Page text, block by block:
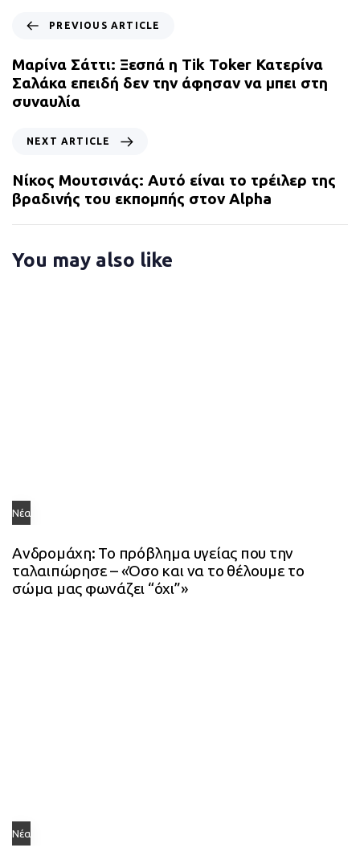
e
v
i
o
r
t
i
l
PREVIOUS ARTICLE
Μαρίνα Σάττι: Ξεσπά η Tik Toker Κατερίνα
Σαλάκα επειδή δεν την άφησαν να μπει στη
συναυλία
x
t
A
r
NEXT ARTICLE
Νίκος Μουτσινάς: Αυτό είναι το τρέιλερ της
βραδινής του εκπομπής στον Alpha
You may also like
Νέα
Ανδρομάχη: Το πρόβλημα υγείας που την
ταλαιπώρησε – «Όσο και να το θέλουμε το
σώμα μας φωνάζει “όχι”»
Νέα